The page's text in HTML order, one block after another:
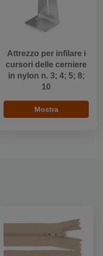
Attrezzo per infilare i
cursori delle cerniere
in nylon n. 3; 4; 5; 8;
10
Mostra